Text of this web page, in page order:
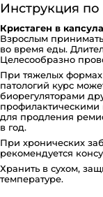
Инструкция
Кристаген в
Взрослым принимать
во время еды.
Целесообразно
При тяжелых
патологий курс
биорегуляторами
профилактическими
для продления
в год.
При хронических
рекомендуется
Хранить в сухом,
температуре.